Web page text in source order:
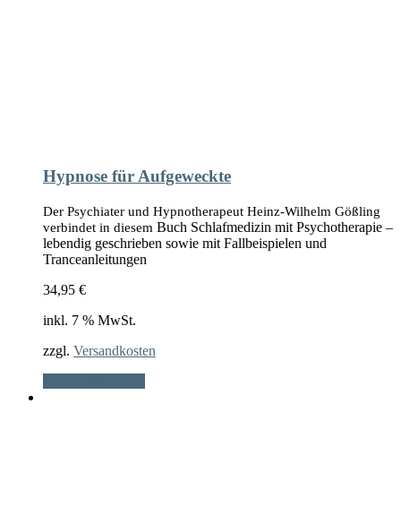
Hypnose für Aufgeweckte
Der Psychiater und Hypnotherapeut Heinz-Wilhelm Gößling
verbindet in diesem Buch Schlafmedizin mit Psychotherapie –
lebendig geschrieben sowie mit Fallbeispielen und
Tranceanleitungen
34,95 €
inkl. 7 % MwSt.
zzgl. Versandkosten